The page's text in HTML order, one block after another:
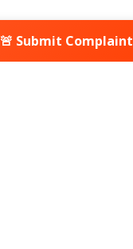
🚨 Submit Complaint